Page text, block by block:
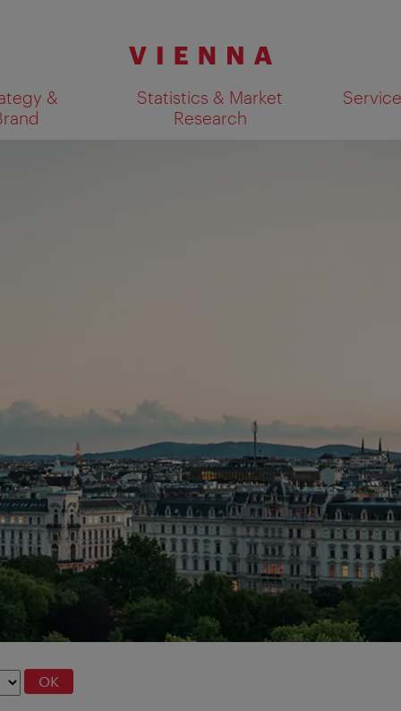
&
Statistics & Market
Research
OK